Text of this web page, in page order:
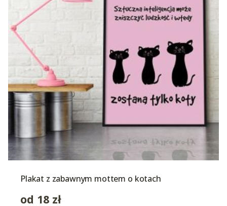
Plakat z zabawnym mottem o kotach
od 18 zł